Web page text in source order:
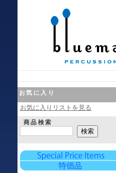
お気に入り
お気に入りリストを見る
商品検索